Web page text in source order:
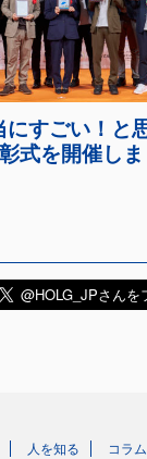
人を知る コラム